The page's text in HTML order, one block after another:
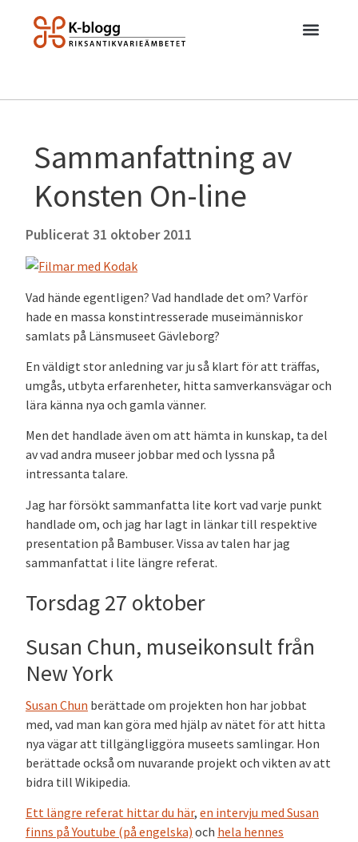
Sammanfattning av
Konsten On-line
Publicerat 31 oktober 2011
Vad hände egentligen? Vad handlade det om? Varför
hade en massa konstintresserade museimänniskor
samlats på Länsmuseet Gävleborg?
En väldigt stor anledning var ju så klart för att träffas,
umgås, utbyta erfarenheter, hitta samverkansvägar och
lära känna nya och gamla vänner.
Men det handlade även om att hämta in kunskap, ta del
av vad andra museer jobbar med och lyssna på
intressanta talare.
Jag har försökt sammanfatta lite kort vad varje punkt
handlade om, och jag har lagt in länkar till respektive
presentation på Bambuser. Vissa av talen har jag
sammanfattat i lite längre referat.
Torsdag 27 oktober
Susan Chun, museikonsult från
New York
Susan Chun berättade om projekten hon har jobbat
med, vad man kan göra med hjälp av nätet för att hitta
nya vägar att tillgängliggöra museets samlingar. Hon
berättade också om nuvarande projekt och vikten av att
bidra till Wikipedia.
Ett längre referat hittar du här, en intervju med Susan
finns på Youtube (på engelska) och hela hennes